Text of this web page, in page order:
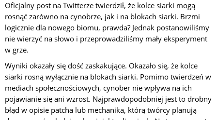
Oficjalny post na Twitterze twierdził, że kolce siarki mogą
rosnąć zarówno na cynobrze, jak i na blokach siarki. Brzmi
logicznie dla nowego biomu, prawda? Jednak postanowiliśmy
nie wierzyć na słowo i przeprowadziliśmy mały eksperyment
w grze.
Wyniki okazały się dość zaskakujące. Okazało się, że kolce
siarki rosną wyłącznie na blokach siarki. Pomimo twierdzeń w
mediach społecznościowych, cynober nie wpływa na ich
pojawianie się ani wzrost. Najprawdopodobniej jest to drobny
błąd w opisie patcha lub mechanika, którą twórcy planują